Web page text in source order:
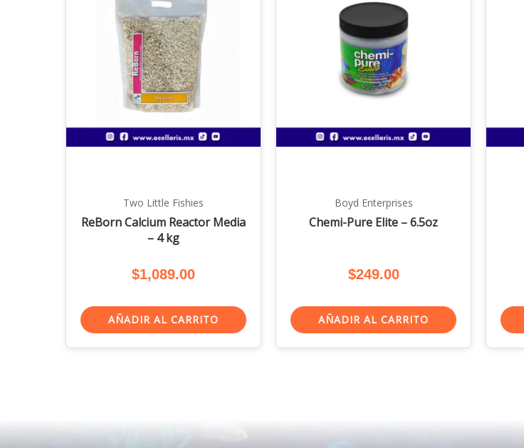
Two Little Fishies
ReBorn Calcium Reactor Media
– 4 kg
$1,089.00
AÑADIR AL CARRITO
Boyd Enterprises
Chemi-Pure Elite – 6.5oz
$249.00
AÑADIR AL CARRITO